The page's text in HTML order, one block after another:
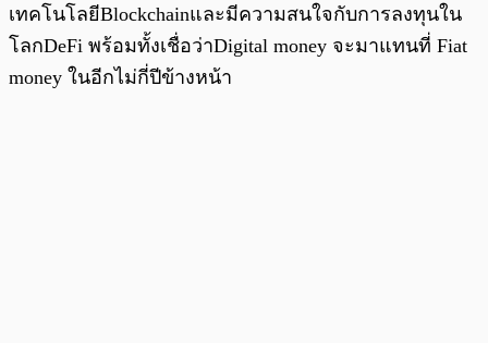
เทคโนโลยีBlockchainและมีความสนใจกับการลงทุนใน
โลกDeFi พร้อมทั้งเชื่อว่าDigital money จะมาแทนที่ Fiat
money ในอีกไม่กี่ปีข้างหน้า